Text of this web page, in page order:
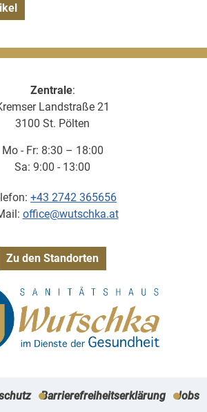
Zentrale:
Landstraße 21
3100 St. Pölten
Mo - Fr: 8:30 – 18:00
Sa: 9:00 - 13:00
+43 2742 365656
office@wutschka.at
Zu den Standorten
Barrierefreiheitserklärung Jobs